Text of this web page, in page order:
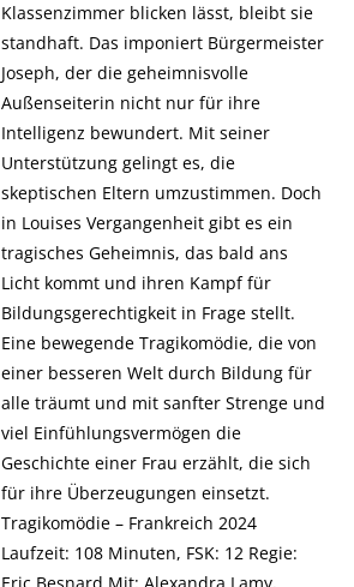
Klassenzimmer blicken lässt, bleibt sie
standhaft. Das imponiert Bürgermeister
Joseph, der die geheimnisvolle
Außenseiterin nicht nur für ihre
Intelligenz bewundert. Mit seiner
Unterstützung gelingt es, die
skeptischen Eltern umzustimmen. Doch
in Louises Vergangenheit gibt es ein
tragisches Geheimnis, das bald ans
Licht kommt und ihren Kampf für
Bildungsgerechtigkeit in Frage stellt.
Eine bewegende Tragikomödie, die von
einer besseren Welt durch Bildung für
alle träumt und mit sanfter Strenge und
viel Einfühlungsvermögen die
Geschichte einer Frau erzählt, die sich
für ihre Überzeugungen einsetzt.
Tragikomödie – Frankreich 2024
Laufzeit: 108 Minuten, FSK: 12 Regie: